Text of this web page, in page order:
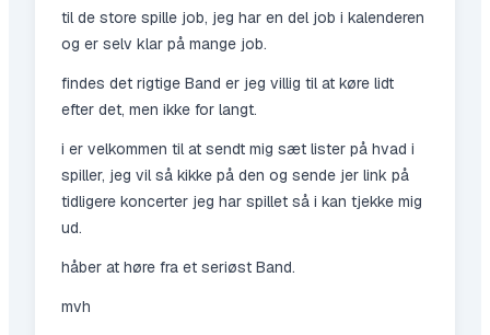
til de store spille job, jeg har en del job i kalenderen
og er selv klar på mange job.
findes det rigtige Band er jeg villig til at køre lidt
efter det, men ikke for langt.
i er velkommen til at sendt mig sæt lister på hvad i
spiller, jeg vil så kikke på den og sende jer link på
tidligere koncerter jeg har spillet så i kan tjekke mig
ud.
håber at høre fra et seriøst Band.
mvh